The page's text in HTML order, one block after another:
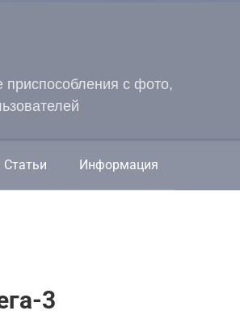
приспособления с фото,
Статьи Информация
3